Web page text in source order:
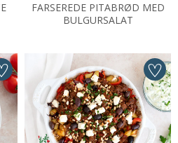
FARSEREDE PITABRØD MED
BULGURSALAT